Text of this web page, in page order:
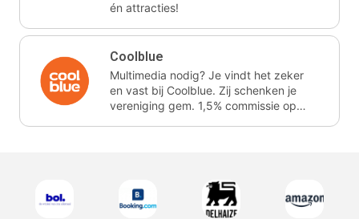
én attracties!
Coolblue
Multimedia nodig? Je vindt het zeker
en vast bij Coolblue. Zij schenken je
vereniging gem. 1,5% commissie op